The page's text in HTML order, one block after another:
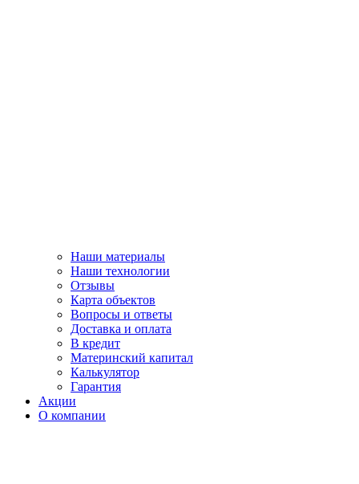
Наши материалы
Наши технологии
Отзывы
Карта объектов
Вопросы и ответы
Доставка и оплата
В кредит
Материнский капитал
Калькулятор
Гарантия
Акции
О компании